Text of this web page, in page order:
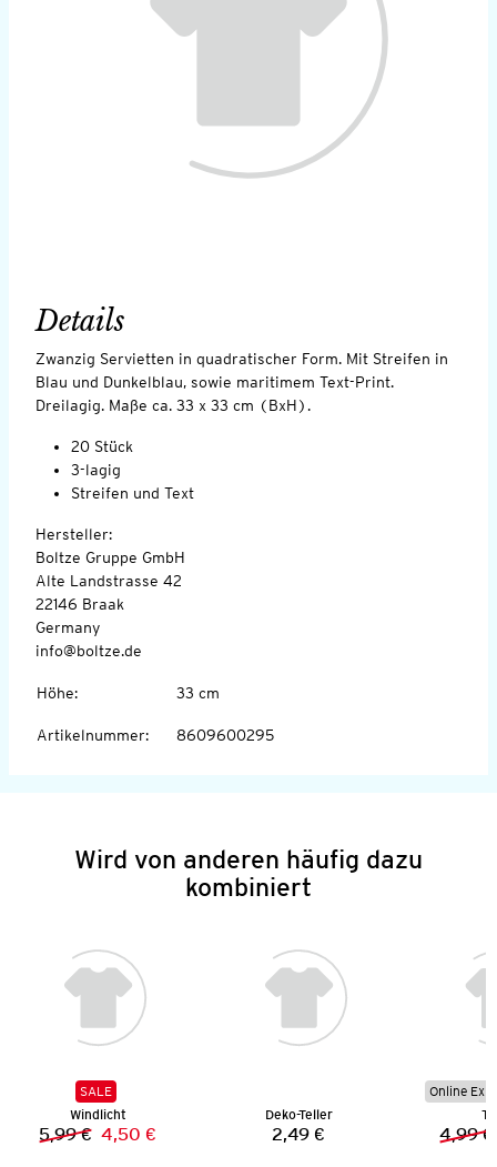
Details
Zwanzig Servietten in quadratischer Form. Mit Streifen in
Blau und Dunkelblau, sowie maritimem Text-Print.
Dreilagig. Maße ca. 33 x 33 cm (BxH).
20 Stück
3-lagig
Streifen und Text
Hersteller:
Boltze Gruppe GmbH
Alte Landstrasse 42
22146 Braak
Germany
info@boltze.de
Höhe: 33 cm
Artikelnummer: 8609600295
Wird von anderen häufig dazu
kombiniert
SALE
Windlicht
Vorheriger Preis:
5,99 € Neuer Preis:
4,50 €
Deko-Teller
Preis:
2,49 €
Online
4,99 €